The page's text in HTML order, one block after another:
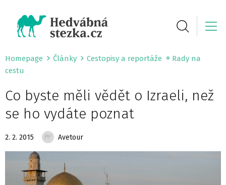
Homepage Články Cestopisy a reportáže
Rady na
cestu
Co byste měli vědět o Izraeli, než
se ho vydáte poznat
2. 2. 2015 Avetour